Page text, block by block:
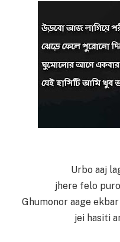
Urbo aaj
jhere felo
Ghumonor aage
jei hasiti